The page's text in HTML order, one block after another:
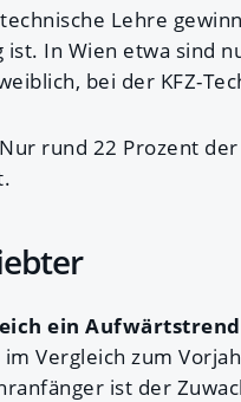
Lehre
ist. In Wien etwa sind
bei der KFZ-
rund 22 Prozent
ein Aufwärtstrend
Vergleich zum
ist der